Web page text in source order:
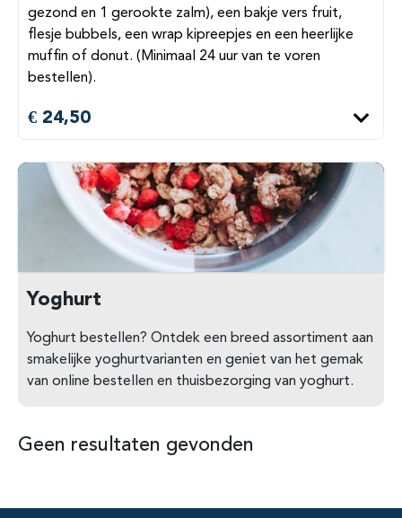
gezond en 1 gerookte zalm), een bakje vers fruit,
flesje bubbels, een wrap kipreepjes en een heerlijke
muffin of donut. (Minimaal 24 uur van te voren
bestellen).
€ 24,50
Yoghurt
Yoghurt bestellen? Ontdek een breed assortiment aan
smakelijke yoghurtvarianten en geniet van het gemak
van online bestellen en thuisbezorging van yoghurt.
Geen resultaten gevonden